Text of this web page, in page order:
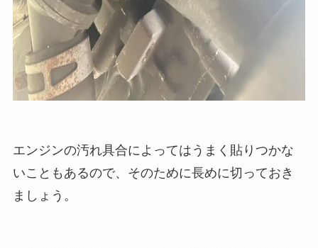
エンジンの汚れ具合によってはうまく貼りつかな
いこともあるので、そのために長めに切っておき
ましょう。